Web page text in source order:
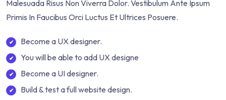
Malesuada Risus Non Viverra Dolor. Vestibulum Ante Ipsum
Primis In Faucibus Orci Luctus Et Ultrices Posuere.
Become a UX designer.
You will be able to add UX designe
Become a UI designer.
Build & test a full website design.